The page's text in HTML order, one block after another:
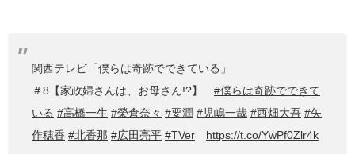
関西テレビ「僕らは奇跡でできている」
＃8【家政婦さんは、お母さん!?】 #僕らは奇跡でできて
いる #高橋一生 #榮倉奈々 #要潤 #児嶋一哉 #西畑大吾 #矢
作穂香 #北香那 #広田亮平 #TVer https://t.co/YwPf0Zlr4k